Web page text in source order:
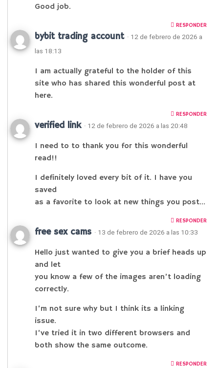
Good job.
RESPONDER
bybit trading account · 12 de febrero de 2026 a
las 18:13
I am actually grateful to the holder of this
site who has shared this wonderful post at
here.
RESPONDER
verified link · 12 de febrero de 2026 a las 20:48
I need to to thank you for this wonderful
read!!
I definitely loved every bit of it. I have you
saved
as a favorite to look at new things you post…
RESPONDER
free sex cams · 13 de febrero de 2026 a las 10:33
Hello just wanted to give you a brief heads up
and let
you know a few of the images aren’t loading
correctly.
I’m not sure why but I think its a linking
issue.
I’ve tried it in two different browsers and
both show the same outcome.
RESPONDER